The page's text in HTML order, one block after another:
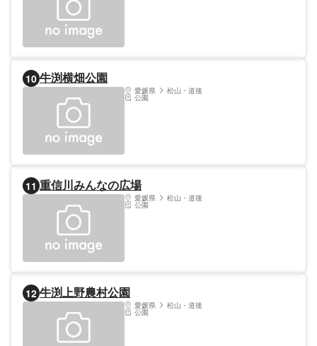
10 牛渕横畑公園
愛媛県 松山・道後
公園
11 重信川みんなの広場
愛媛県 松山・道後
公園
12 牛渕上野農村公園
愛媛県 松山・道後
公園